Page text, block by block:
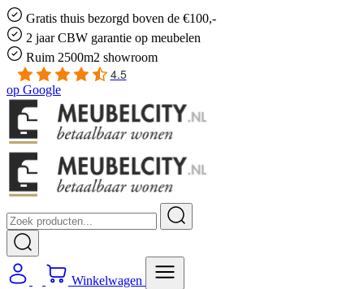
Gratis thuis bezorgd boven de €100,-
2 jaar CBW garantie op meubelen
Ruim 2500m2 showroom
4.5
op Google
Winkelwagen